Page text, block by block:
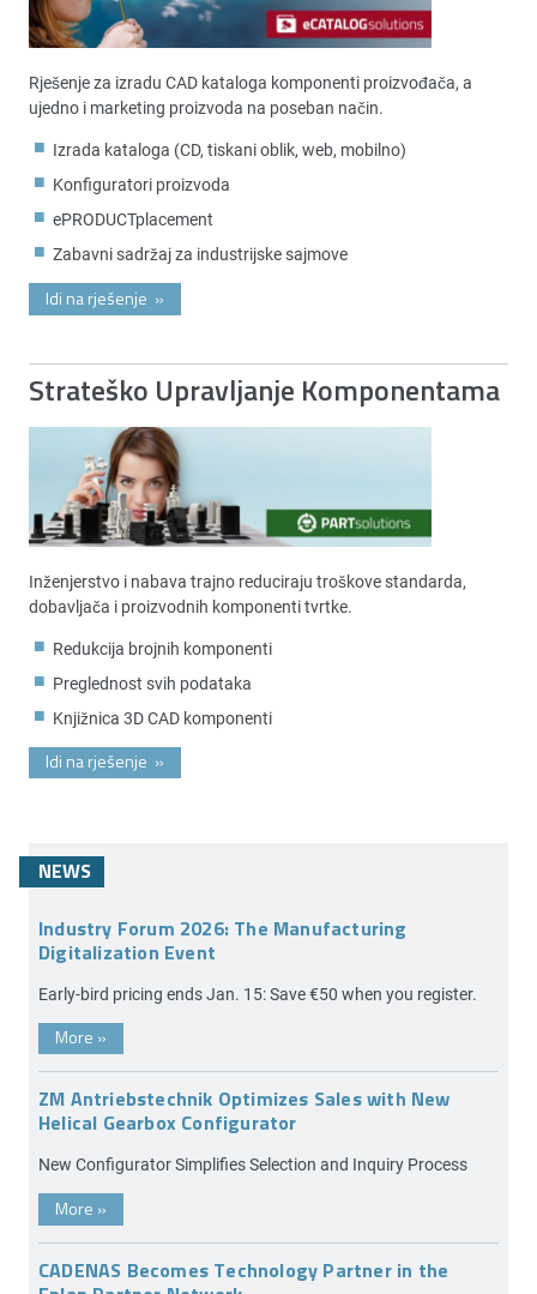
Rješenje za izradu CAD kataloga komponenti proizvođača, a
ujedno i marketing proizvoda na poseban način.
Izrada kataloga (CD, tiskani oblik, web, mobilno)
Konfiguratori proizvoda
ePRODUCTplacement
Zabavni sadržaj za industrijske sajmove
Idi na rješenje »
Strateško Upravljanje Komponentama
Inženjerstvo i nabava trajno reduciraju troškove standarda,
dobavljača i proizvodnih komponenti tvrtke.
Redukcija brojnih komponenti
Preglednost svih podataka
Knjižnica 3D CAD komponenti
Idi na rješenje »
NEWS
Industry Forum 2026: The Manufacturing
Digitalization Event
Early-bird pricing ends Jan. 15: Save €50 when you register.
More »
ZM Antriebstechnik Optimizes Sales with New
Helical Gearbox Configurator
New Configurator Simplifies Selection and Inquiry Process
More »
CADENAS Becomes Technology Partner in the